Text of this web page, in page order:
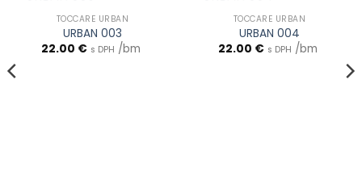
TOCCARE URBAN
URBAN 003
22.00 € s DPH /bm
TOCCARE URBAN
URBAN 004
22.00 € s DPH /bm